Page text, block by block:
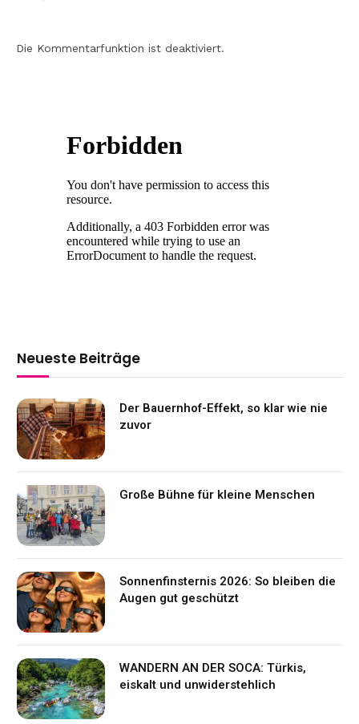
Die Kommentarfunktion ist deaktiviert.
Neueste Beiträge
Der Bauernhof-Effekt, so klar wie nie
zuvor
Große Bühne für kleine Menschen
Sonnenfinsternis 2026: So bleiben die
Augen gut geschützt
WANDERN AN DER SOCA: Türkis,
eiskalt und unwiderstehlich